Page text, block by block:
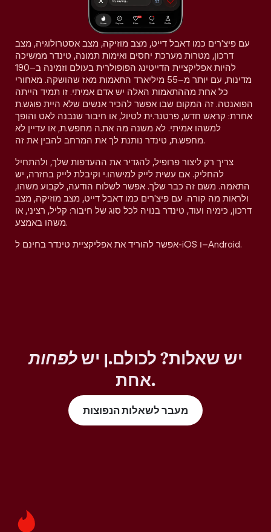
עם פיצ'רים כמו דאבל דייט, מצב מוזיקה, מצב אסטרולוגיה, מצב
דרכון, מטרות מערכת יחסים ואימות תמונה, טינדר ממשיכה
להיות אפליקציית הדייטינג הפופולרית בעולם וזמינה ב–190
מדינות, עם יותר מ–55 מיליארד התאמות מאז שהושקה. מאחורי
כל אחת מההתאמות האלה יש אדם אמיתי. זו תמיד הייתה
הפואנטה. זה המקום שבו אפשר להכיר אנשים שלא היית פוגש.ת
אחרת: קראש חדש, פרטנר.ית לטיול, או חיבור שנבנה לאט והופך
למשהו אמיתי. לא משנה מה את.ה מחפש.ת, או עדיין לא
מחפש.ת, טינדר נותנת לך את המרחב להבין את זה.
צריך רק ליצור פרופיל, להגדיר את ההעדפות שלך, ולהתחיל
להחליק. אם עשית לייק למישהו.י וקיבלת לייק בחזרה, יש
התאמה. משם זה כבר שלך. אפשר לשלוח הודעה, לקבוע משהו,
ולראות מה קורה. עם פיצ'רים כמו דאבל דייט, מצב מוזיקה, מצב
דרכון, כימיה ועוד, טינדר בנויה לכל סוג של חיבור: קליל, רציני, או
משהו באמצע.
אפשר להוריד את אפליקציית טינדר בחינם ל-iOS ו–Android.
יש שאלות? לכולם.ן ישלפחות
אחת.
מעבר לשאלות הנפוצות